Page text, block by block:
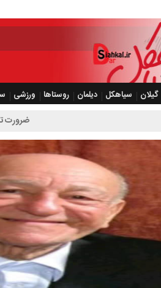
گیلان سیاهکل دیلمان روستاها ورزشی
ضرورت تسریع در اجرای